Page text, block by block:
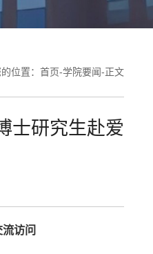
位置： 首页-学院要闻-正文
士研究生赴爱
访问